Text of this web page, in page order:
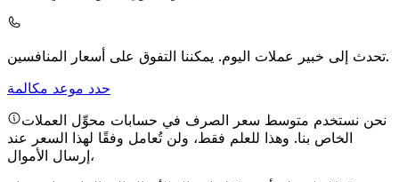
تحدث إلى خبير عملات اليوم.يمكننا التفوق على أسعار المنافسين.
حدد موعد مكالمة
نحن نستخدم متوسط سعر الصرف في حسابات محوِّل العملات
الخاص بنا. وهذا للعلم فقط، ولن تُعامل وفقًا لهذا السعر عند
إرسال الأموال،